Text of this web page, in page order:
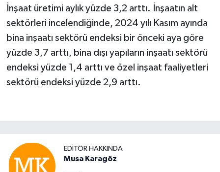
İnşaat üretimi aylık yüzde 3,2 arttı. İnşaatın alt
sektörleri incelendiğinde, 2024 yılı Kasım ayında
bina inşaatı sektörü endeksi bir önceki aya göre
yüzde 3,7 arttı, bina dışı yapıların inşaatı sektörü
endeksi yüzde 1,4 arttı ve özel inşaat faaliyetleri
sektörü endeksi yüzde 2,9 arttı.
EDITÖR HAKKINDA
Musa Karagöz